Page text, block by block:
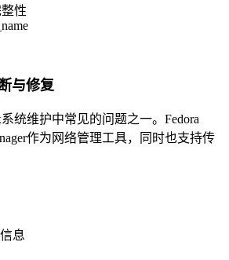
性
与修复
统维护中常见的问题之一。Fedora
作为网络管理工具，同时也支持传
息